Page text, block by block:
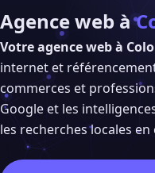
Agence web à
Votre agence web à
internet et
commerces et
Google et les
les recherches locales en